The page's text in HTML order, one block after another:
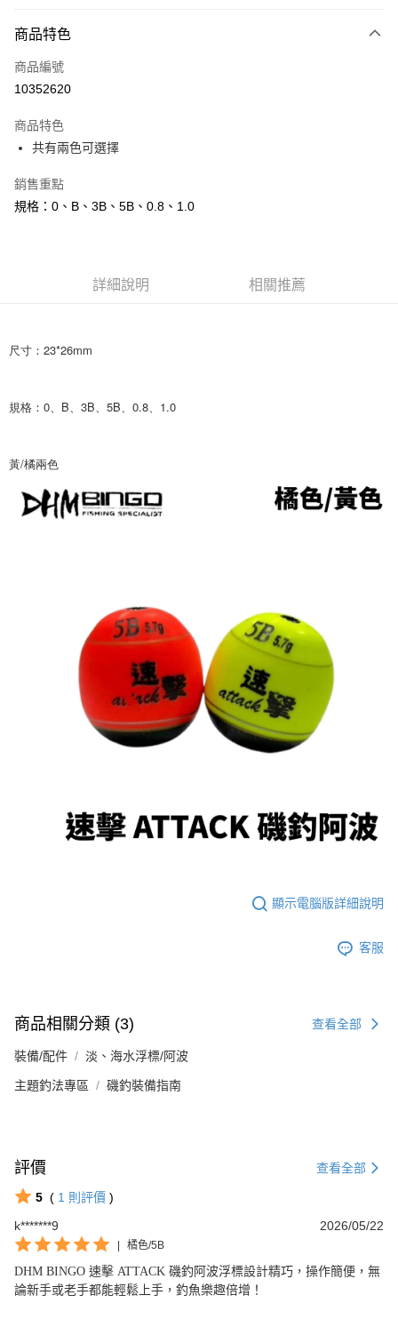
台灣樂天信用卡公司
【大哥付你分期使用說明】
2.付款方式選擇「大哥付你分期」，訂單成立後會自動跳轉到大哥付的交易
流程，驗證手機門號後，選擇欲分期的期數、繳款截止日，確認付款後即完
4.訂單成立30分鐘內，如未前往確認交易或遇審核未通過，訂單將自動取
消。如遇「轉專審核」未通過狀況，表示未達大哥付你分期系統評分，恕無
【繳款方式說明】
1.分期款項不併入電信帳單，「大哥付你分期」於每月結算日後寄送繳費提
醒簡訊。
1.本服務係由「台灣大哥大股份有限公司」（以下簡稱本公司）所提供，讓
資料（包含姓名、電話或地址）提供予台灣大哥大進項蒐集、處理及利用，
相關說明
【關於「AFTEE先享後付」】
便利好安心！
２．便利：只要手機號碼，簡訊認證，即可結帳。
【「AFTEE先享後付」結帳流程】
ATM／網路銀行／等多元方式進行付款，方視為交易完成。
※ 交易是否成功請以「AFTEE先享後付 」之結帳頁面顯示為準，若有關於
【注意事項】
權轉讓予恩沛科技股份有限公司。
２．關於個人資料處理事宜，請瀏覽以下網址：
https://aftee.tw/terms/#terms3
３．未成年的使用者請事先徵得法定代理人或監護人之同意方可使用
「AFTEE先享後付」，若未經同意申辦者引起之損失，本公司不負相關責
恩沛科技股份有限公司將有權停止該用戶之使用額度並採取法律行動。
貨到付款
運送方式
全家取貨付款
每筆NT$60，滿NT$1,200(含以上)免運費
每筆NT$60，滿NT$1,200(含以上)免運費
每筆NT$60，滿NT$1,200(含以上)免運費
每筆NT$100，滿NT$2,000(含以上)免運費
離島一般宅配
每筆NT$200，滿NT$2,000(含以上)免運費
國家/地區配送(**下單前請私訊客服確認實際運費(運費另
計)，訂單才得以成立**)
商品特色
商品編號
10352620
商品特色
共有兩色可選擇
銷售重點
規格：0、B、3B、5B、0.8、1.0
詳細說明 相關推薦
尺寸：23*26mm
規格：0、B、3B、5B、0.8、1.0
黃/橘兩色
顯示電腦版詳細說明
客服
商品相關分類 (3) 查看全部
裝備/配件 淡、海水浮標/阿波
主題釣法專區 磯釣裝備指南
評價 查看全部
5 ( 1 則評價 )
k*******9
2026/05/22
| 橘色/5B
DHM BINGO 速擊 ATTACK 磯釣阿波浮標設計精巧，操作簡便，無
論新手或老手都能輕鬆上手，釣魚樂趣倍增！